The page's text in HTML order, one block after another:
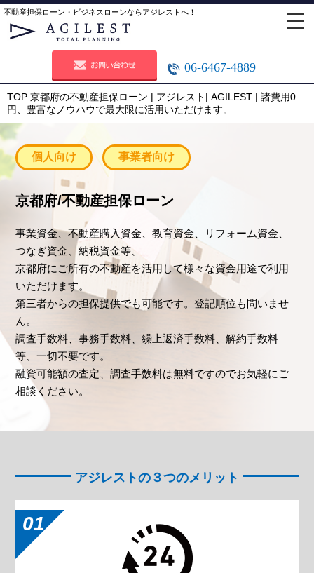
不動産担保ローン・ビジネスローンならアジレストへ！
06-6467-4889
TOP 京都府の不動産担保ローン | アジレスト | AGILEST | 諸費用0
円、豊富なノウハウで最大限に活用いただけます。
個人向け 事業者向け
京都府/不動産担保ローン
事業資金、不動産購入資金、教育資金、リフォーム資金、
つなぎ資金、納税資金等、
京都府にご所有の不動産を活用して様々な資金用途で利用
いただけます。
第三者からの担保提供でも可能です。登記順位も問いませ
ん。
調査手数料、事務手数料、繰上返済手数料、解約手数料
等、一切不要です。
融資可能額の査定、調査手数料は無料ですのでお気軽にご
相談ください。
アジレストの３つのメリット
01